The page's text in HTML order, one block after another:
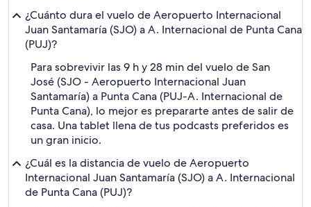
¿Cuánto dura el vuelo de Aeropuerto Internacional
Juan Santamaría (SJO) a A. Internacional de Punta Cana
(PUJ)?
Para sobrevivir las 9 h y 28 min del vuelo de San
José (SJO - Aeropuerto Internacional Juan
Santamaría) a Punta Cana (PUJ-A. Internacional de
Punta Cana), lo mejor es prepararte antes de salir de
casa. Una tablet llena de tus podcasts preferidos es
un gran inicio.
¿Cuál es la distancia de vuelo de Aeropuerto
Internacional Juan Santamaría (SJO) a A. Internacional
de Punta Cana (PUJ)?